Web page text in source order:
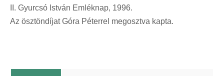
II. Gyurcsó István Emléknap, 1996.
Az ösztöndíjat Góra Péterrel megosztva kapta.